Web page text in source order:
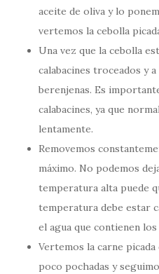
aceite de oliva y lo
vertemos la cebolla
Una vez que la cebolla
calabacines troceados y
berenjenas. Es
calabacines, ya que
lentamente.
Removemos
máximo. No podemos
temperatura alta puede
temperatura debe estar
el agua que contienen los
Vertemos la carne
poco pochadas y